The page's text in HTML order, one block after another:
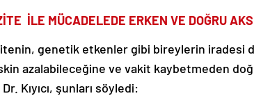
İLE MÜCADELEDE ERKEN VE DOĞRU
genetik etkenler gibi bireylerin iradesi
azalabileceğine ve vakit kaybetmeden
Kıyıcı, şunları söyledi: